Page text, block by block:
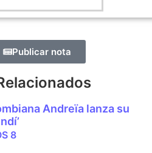
Publicar nota
Andreïa lanza su